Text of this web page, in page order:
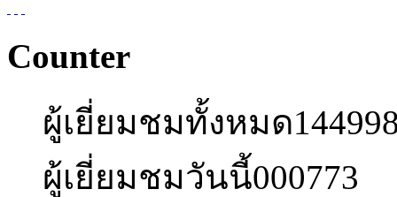
Counter
ผู้เยี่ยมชมทั้งหมด
ผู้เยี่ยมชมวันนี้000773